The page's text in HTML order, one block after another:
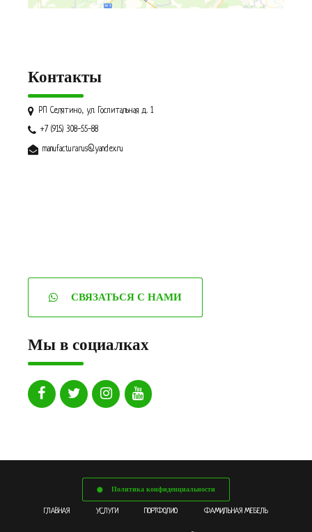
Контакты
РП Селятино, ул. Госпитальная д. 1
+7 (915) 308-55-88
manufacturarus@yandex.ru
СВЯЗАТЬСЯ С НАМИ
Мы в социалках
Политика конфиденциальности
ГЛАВНАЯ УСЛУГИ ПОРТФОЛИО ФАМИЛЬНАЯ МЕБЕЛЬ